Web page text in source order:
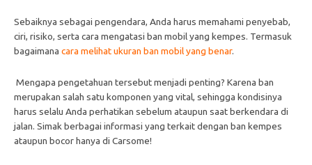
Sebaiknya sebagai pengendara, Anda harus memahami penyebab,
ciri, risiko, serta cara mengatasi ban mobil yang kempes. Termasuk
bagaimana cara melihat ukuran ban mobil yang benar.
Mengapa pengetahuan tersebut menjadi penting? Karena ban
merupakan salah satu komponen yang vital, sehingga kondisinya
harus selalu Anda perhatikan sebelum ataupun saat berkendara di
jalan. Simak berbagai informasi yang terkait dengan ban kempes
ataupun bocor hanya di Carsome!